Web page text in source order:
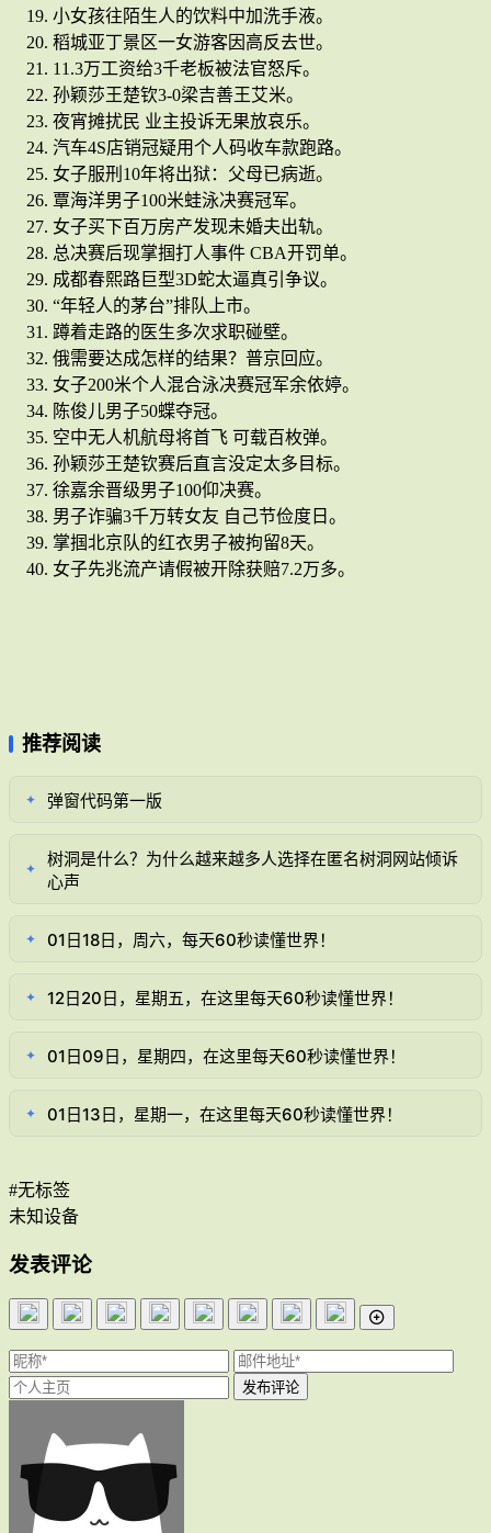
小女孩往陌生人的饮料中加洗手液。
稻城亚丁景区一女游客因高反去世。
11.3万工资给3千老板被法官怒斥。
孙颖莎王楚钦3-0梁吉善王艾米。
夜宵摊扰民 业主投诉无果放哀乐。
汽车4S店销冠疑用个人码收车款跑路。
女子服刑10年将出狱：父母已病逝。
覃海洋男子100米蛙泳决赛冠军。
女子买下百万房产发现未婚夫出轨。
总决赛后现掌掴打人事件 CBA开罚单。
成都春熙路巨型3D蛇太逼真引争议。
“年轻人的茅台”排队上市。
蹲着走路的医生多次求职碰壁。
俄需要达成怎样的结果？普京回应。
女子200米个人混合泳决赛冠军余依婷。
陈俊儿男子50蝶夺冠。
空中无人机航母将首飞 可载百枚弹。
孙颖莎王楚钦赛后直言没定太多目标。
徐嘉余晋级男子100仰决赛。
男子诈骗3千万转女友 自己节俭度日。
掌掴北京队的红衣男子被拘留8天。
女子先兆流产请假被开除获赔7.2万多。
推荐阅读
✦ 弹窗代码第一版
✦
树洞是什么？为什么越来越多人选择在匿名树洞网站倾诉
心声
✦ 01日18日，周六，每天60秒读懂世界！
✦ 12日20日，星期五，在这里每天60秒读懂世界！
✦ 01日09日，星期四，在这里每天60秒读懂世界！
✦ 01日13日，星期一，在这里每天60秒读懂世界！
#无标签
未知设备
发表评论